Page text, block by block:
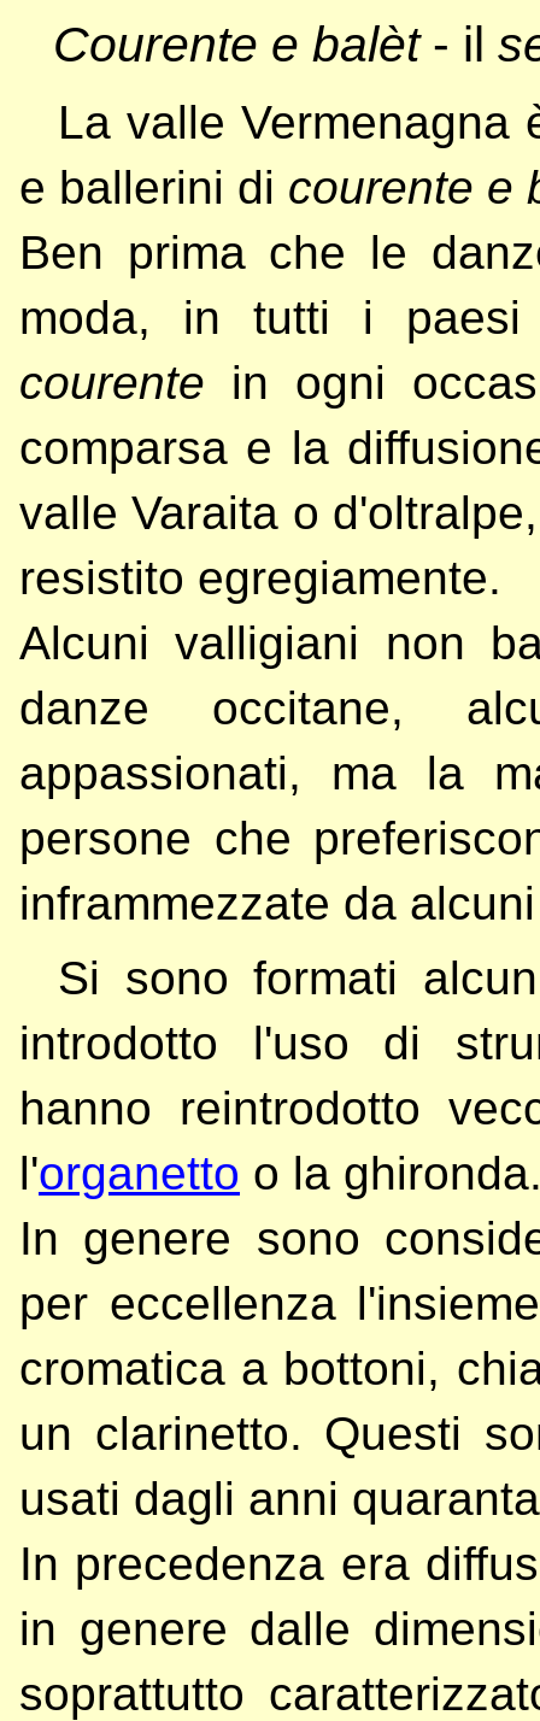
Courente e balèt- il
La valle Vermenagna
e ballerini di courente e
Ben prima che le
moda, in tutti i
courente in ogni
comparsa e la
valle Varaita o
resistito egregiamente.
Alcuni valligiani non
danze occitane,
appassionati, ma la
persone che
inframmezzate da
Si sono formati
introdotto l'uso di
hanno reintrodotto
l'organetto o la
In genere sono
per eccellenza
cromatica a bottoni,
un clarinetto. Questi
usati dagli anni
In precedenza era
in genere dalle
soprattutto